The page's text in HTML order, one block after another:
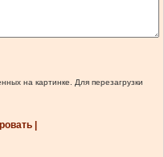
на картинке. Для перезагрузки
|